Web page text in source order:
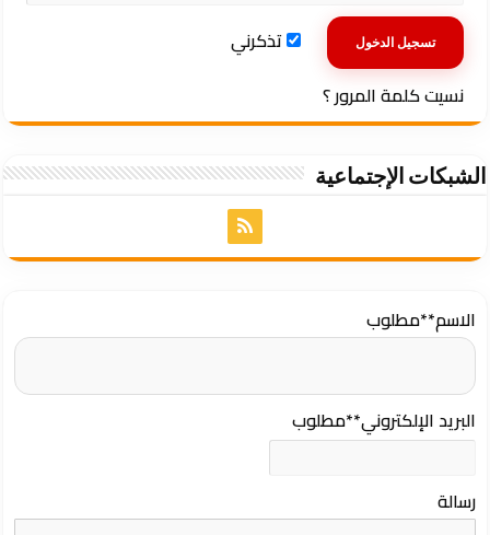
تذكرني
نسيت كلمة المرور ؟
الشبكات الإجتماعية
الاسم**مطلوب
البريد الإلكتروني**مطلوب
رسالة